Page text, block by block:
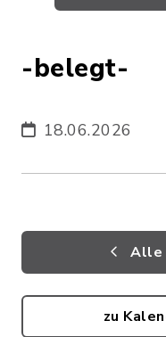
-belegt-
18.06.2026
Alle
zu